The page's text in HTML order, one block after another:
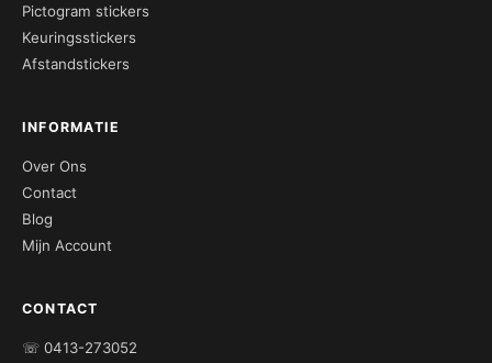
Pictogram stickers
Keuringsstickers
Afstandstickers
INFORMATIE
Over Ons
Contact
Blog
Mijn Account
CONTACT
☏ 0413-273052